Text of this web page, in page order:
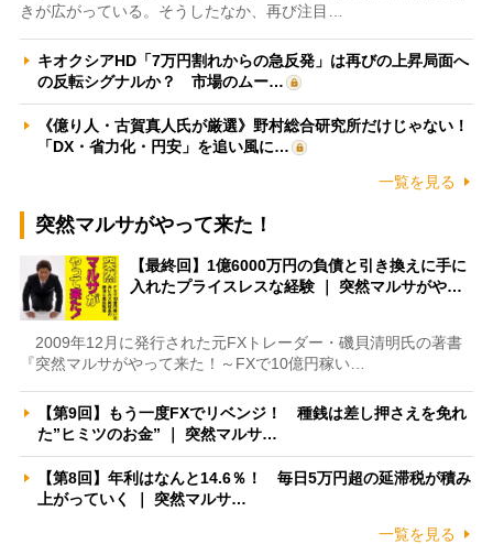
きが広がっている。そうしたなか、再び注目…
キオクシアHD「7万円割れからの急反発」は再びの上昇局面へ
の反転シグナルか？ 市場のムー…
《億り人・古賀真人氏が厳選》野村総合研究所だけじゃない！
「DX・省力化・円安」を追い風に…
一覧を見る
突然マルサがやって来た！
【最終回】1億6000万円の負債と引き換えに手に
入れたプライスレスな経験 ｜ 突然マルサがや…
2009年12月に発行された元FXトレーダー・磯貝清明氏の著書
『突然マルサがやって来た！～FXで10億円稼い…
【第9回】もう一度FXでリベンジ！ 種銭は差し押さえを免れ
た”ヒミツのお金” ｜ 突然マルサ…
【第8回】年利はなんと14.6％！ 毎日5万円超の延滞税が積み
上がっていく ｜ 突然マルサ…
一覧を見る